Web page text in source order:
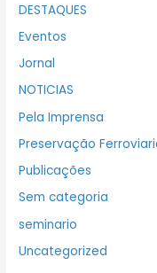
DESTAQUES
Eventos
Jornal
NOTICIAS
Pela Imprensa
Preservação
Publicações
Sem categoria
seminario
Uncategorized